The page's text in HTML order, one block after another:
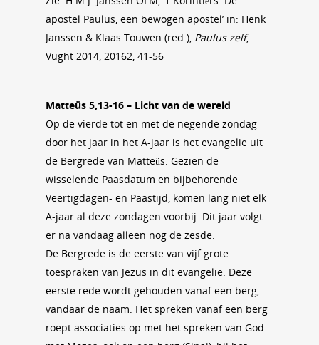
apostel Paulus, een bewogen apostel’ in: Henk
Janssen & Klaas Touwen (red.), Paulus zelf,
Vught 2014, 20162, 41-56
Matteüs 5,13-16 – Licht van de wereld
Op de vierde tot en met de negende zondag
door het jaar in het A-jaar is het evangelie uit
de Bergrede van Matteüs. Gezien de
wisselende Paasdatum en bijbehorende
Veertigdagen- en Paastijd, komen lang niet elk
A-jaar al deze zondagen voorbij. Dit jaar volgt
er na vandaag alleen nog de zesde.
De Bergrede is de eerste van vijf grote
toespraken van Jezus in dit evangelie. Deze
eerste rede wordt gehouden vanaf een berg,
vandaar de naam. Het spreken vanaf een berg
roept associaties op met het spreken van God